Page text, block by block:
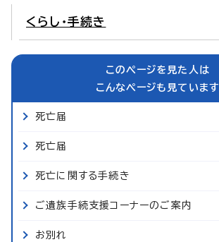
くらし・手続き
このページを見た人は
こんなページも見ています
死亡届
死亡届
死亡に関する手続き
ご遺族手続支援コーナーのご案内
お別れ